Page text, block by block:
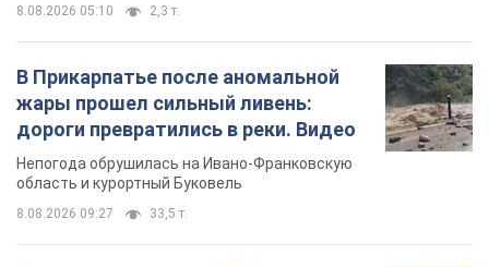
8.08.2026 05:10 2,3 т.
В Прикарпатье после аномальной
жары прошел сильный ливень:
дороги превратились в реки. Видео
Непогода обрушилась на Ивано-Франковскую
область и курортный Буковель
8.08.2026 09:27 33,5 т.